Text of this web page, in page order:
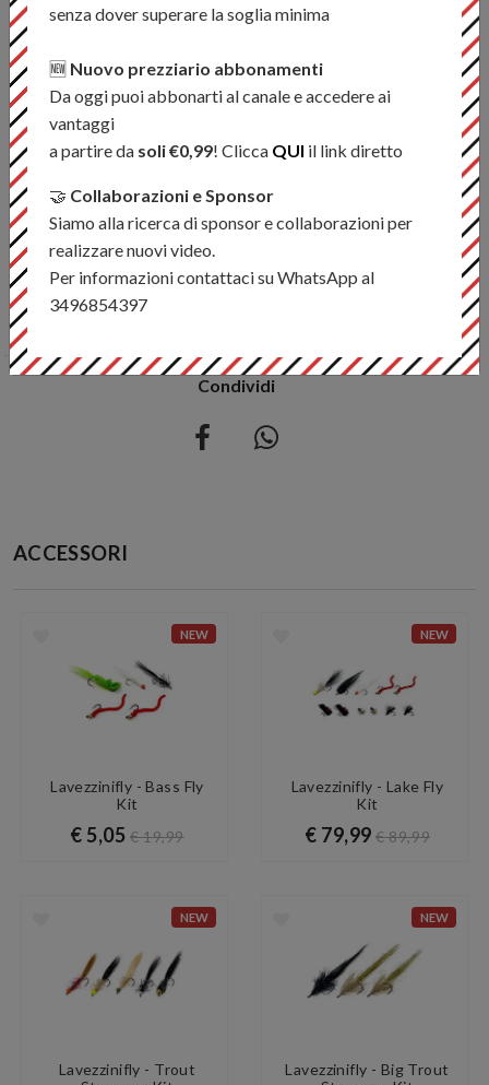
- Lancio facile e rapido
- Utilizzo in acqua dolce
- Taper: Weight Forward
- Lunghezza: 27 m / 90 ft
- Core: Nylon multifilamento intrecciato
Condividi
ACCESSORI
NEW
Lavezzinifly - Bass Fly
Kit
€ 5,05 € 19,99
NEW
Lavezzinifly - Lake Fly
Kit
€ 79,99€ 89,99
NEW
Lavezzinifly - Trout
NEW
Lavezzinifly - Big Trout
senza dover superare la soglia minima
🆕 Nuovo prezziario abbonamenti
Da oggi puoi abbonarti al canale e accedere ai
vantaggi
a partire da soli €0,99! Clicca QUI il link diretto
🤝 Collaborazioni e Sponsor
Siamo alla ricerca di sponsor e collaborazioni per
realizzare nuovi video.
Per informazioni contattaci su WhatsApp al
3496854397